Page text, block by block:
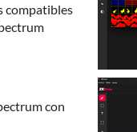
compatibles
con